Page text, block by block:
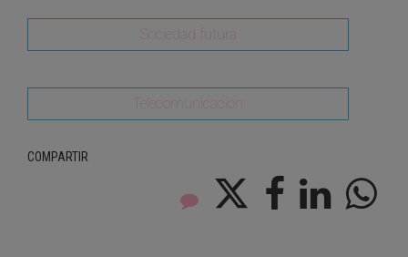
Sociedad futura
Telecomunicación
COMPARTIR